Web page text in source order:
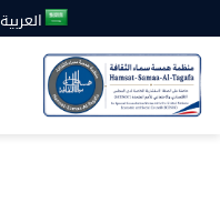
العربية